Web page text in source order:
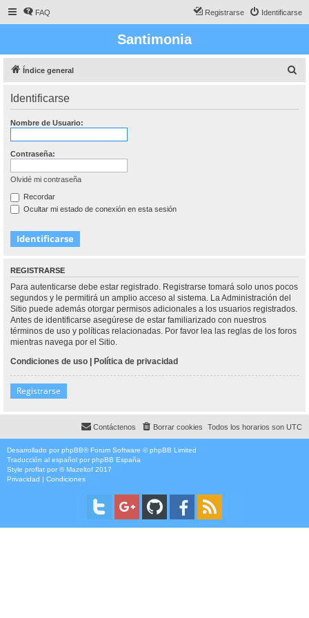
FAQ Identificarse
Registrarse
Santimonia
Índice general
Identificarse
Nombre de Usuario:
Contraseña:
Olvidé mi contraseña
Recordar
Ocultar mi estado de conexión en esta sesión
REGISTRARSE
Para autenticarse debe estar registrado. Registrarse tomará solo unos pocos
segundos y le permitirá un amplio acceso al sistema. La Administración del
Sitio puede además otorgar permisos adicionales a los usuarios registrados.
Antes de identificarse asegúrese de estar familiarizado con nuestros
términos de uso y políticas relacionadas. Por favor lea las reglas de los foros
mientras navega por el Sitio.
Condiciones de uso | Política de privacidad
Registrarse
Todos los horarios son UTC
Borrar cookies
Contáctenos
Desarrollado por phpBB® Forum Software © phpBB Limited
Traducción al español por phpBB España
Style proflat por ©Mazeltof 2017
Privacidad | Condiciones